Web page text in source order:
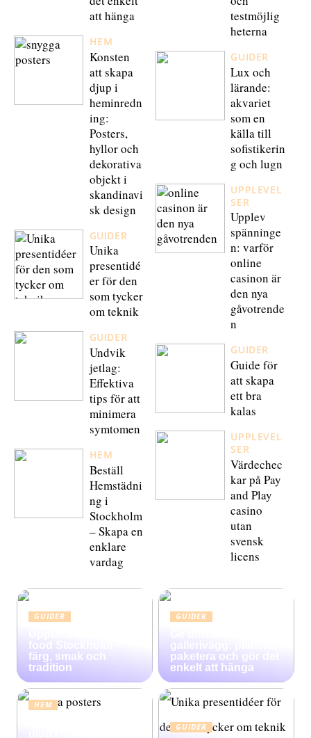
att hänga
HEM
Konsten
att skapa
djup i
heminredn
ing:
Posters,
hyllor och
dekorativa
objekt i
skandinavi
sk design
GUIDER
Unika
presentidé
er för den
som tycker
om teknik
GUIDER
Undvik
jetlag:
Effektiva
tips för att
minimera
symtomen
HEM
Beställ
Hemstädni
ng i
Stockholm
– Skapa en
enklare
vardag
testmöjlig
heterna
GUIDER
Lux och
lärande:
akvariet
som en
källa till
sofistikerin
g och lugn
UPPLEVEL
SER
Upplev
spänninge
n: varför
online
casinon är
den nya
gåvotrende
n
GUIDER
Guide för
att skapa
ett bra
kalas
UPPLEVEL
SER
Värdechec
kar på Pay
and Play
casino
utan
svensk
licens
GUIDER
food Stockholm –
färg, smak och
tradition
GUIDER
gallerivägg: planera,
paketera och gör det
enkelt att hänga
HEM
GUIDER